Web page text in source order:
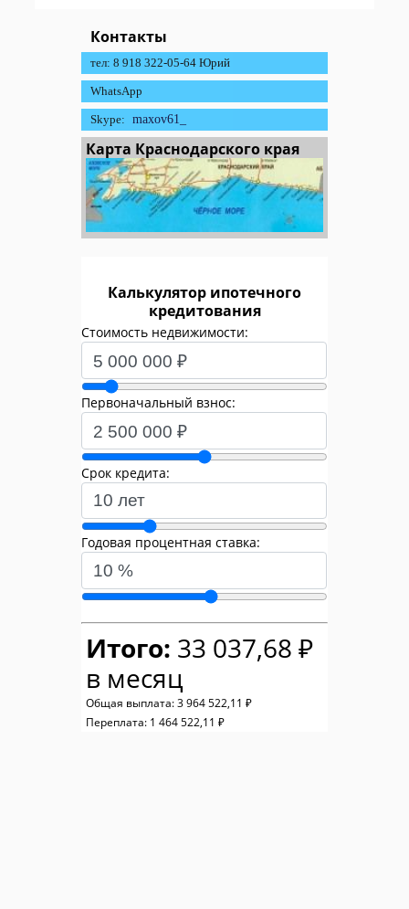
Контакты
тел: 8 918 322-05-64 Юрий
WhatsApp
Skype: maxov61_
Карта Краснодарского края
Калькулятор ипотечного
кредитования
Стоимость недвижимости:
Первоначальный взнос:
Срок кредита:
Годовая процентная ставка:
Итого: 33 037,68 ₽
в месяц
Общая выплата: 3 964 522,11 ₽
Переплата: 1 464 522,11 ₽